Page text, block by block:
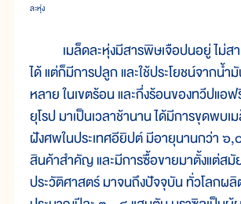
ละหุ่ง
เมล็ดละหุ่งมีสารพิษเจือปนอยู่ ไม่สา
ได้ แต่ก็มีการปลูก และใช้ประโยชน์จากน้ำ
หลาย ในเขตร้อน และกึ่งร้อนของทวีปแอฟ
ยุโรป มาเป็นเวลาช้านาน ได้มีการขุดพบเ
ฝังศพในประเทศอียิปต์ มีอายุนานกว่า ๖,
สินค้าสำคัญ และมีการซื้อขายมาตั้งแต่ส
ประวัติศาสตร์ มาจนถึงปัจจุบัน ทั่วโลกผลิ